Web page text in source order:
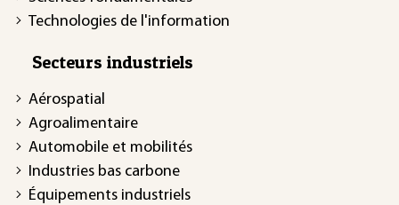
Technologies de l'information
Secteurs industriels
Aérospatial
Agroalimentaire
Automobile et mobilités
Industries bas carbone
Équipements industriels